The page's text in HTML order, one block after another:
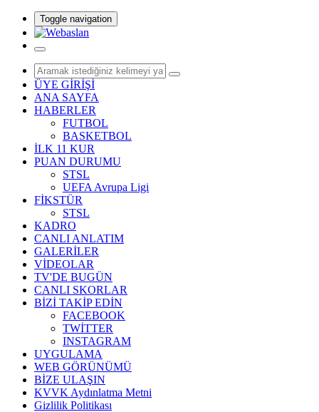
Toggle navigation
ÜYE GİRİŞİ
ANA SAYFA
HABERLER
FUTBOL
BASKETBOL
İLK 11 KUR
PUAN DURUMU
STSL
UEFA Avrupa Ligi
FİKSTÜR
STSL
KADRO
CANLI ANLATIM
GALERİLER
VİDEOLAR
TV'DE BUGÜN
CANLI SKORLAR
BİZİ TAKİP EDİN
FACEBOOK
TWİTTER
INSTAGRAM
UYGULAMA
WEB GÖRÜNÜMÜ
BİZE ULAŞIN
KVVK Aydınlatma Metni
Gizlilik Politikası